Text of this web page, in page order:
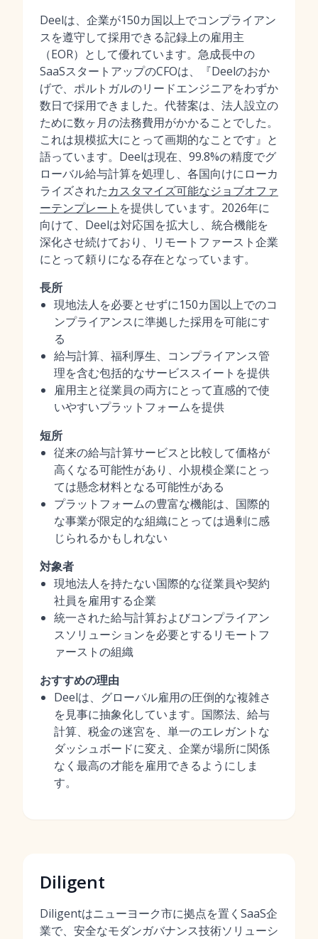
Deelは、企業が150カ国以上でコンプライアン
スを遵守して採用できる記録上の雇用主
（EOR）として優れています。急成長中の
SaaSスタートアップのCFOは、『Deelのおか
げで、ポルトガルのリードエンジニアをわずか
数日で採用できました。代替案は、法人設立の
ために数ヶ月の法務費用がかかることでした。
これは規模拡大にとって画期的なことです』と
語っています。Deelは現在、99.8%の精度でグ
ローバル給与計算を処理し、各国向けにローカ
ライズされたカスタマイズ可能なジョブオファ
ーテンプレート を提供しています。2026年に
向けて、Deelは対応国を拡大し、統合機能を
深化させ続けており、リモートファースト企業
にとって頼りになる存在となっています。
長所
現地法人を必要とせずに150カ国以上でのコ
ンプライアンスに準拠した採用を可能にす
る
給与計算、福利厚生、コンプライアンス管
理を含む包括的なサービススイートを提供
雇用主と従業員の両方にとって直感的で使
いやすいプラットフォームを提供
短所
従来の給与計算サービスと比較して価格が
高くなる可能性があり、小規模企業にとっ
ては懸念材料となる可能性がある
プラットフォームの豊富な機能は、国際的
な事業が限定的な組織にとっては過剰に感
じられるかもしれない
対象者
現地法人を持たない国際的な従業員や契約
社員を雇用する企業
統一された給与計算およびコンプライアン
スソリューションを必要とするリモートフ
ァーストの組織
おすすめの理由
Deelは、グローバル雇用の圧倒的な複雑さ
を見事に抽象化しています。国際法、給与
計算、税金の迷宮を、単一のエレガントな
ダッシュボードに変え、企業が場所に関係
なく最高の才能を雇用できるようにしま
す。
Diligent
Diligentはニューヨーク市に拠点を置くSaaS企
業で、安全なモダンガバナンス技術ソリューシ